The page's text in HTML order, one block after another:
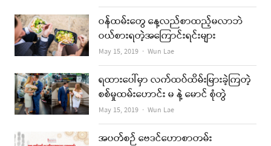
ဝန်ထမ်းတွေ နေ့လည်စာထည့်မလာဘဲ
ဝယ်စားရတဲ့အကြောင်းရင်းများ
May 15, 2019 Author
Wun Lae
ရထားပေါ်မှာ လက်ထပ်ထိမ်းမြားခဲ့ကြတဲ့
စစ်မှုထမ်းဟောင်း မ နဲ့ မောင် စုံတွဲ
May 15, 2019 Author
Wun Lae
အပတ်စဉ် ဗေဒင်ဟောစာတမ်း